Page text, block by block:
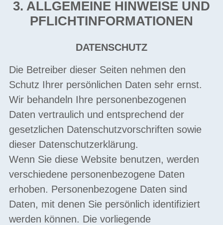
3. ALLGEMEINE HINWEISE UND
PFLICHTINFORMATIONEN
DATENSCHUTZ
Die Betreiber dieser Seiten nehmen den
Schutz Ihrer persönlichen Daten sehr ernst.
Wir behandeln Ihre personenbezogenen
Daten vertraulich und entsprechend der
gesetzlichen Datenschutzvorschriften sowie
dieser Datenschutzerklärung.
Wenn Sie diese Website benutzen, werden
verschiedene personenbezogene Daten
erhoben. Personenbezogene Daten sind
Daten, mit denen Sie persönlich identifiziert
werden können. Die vorliegende